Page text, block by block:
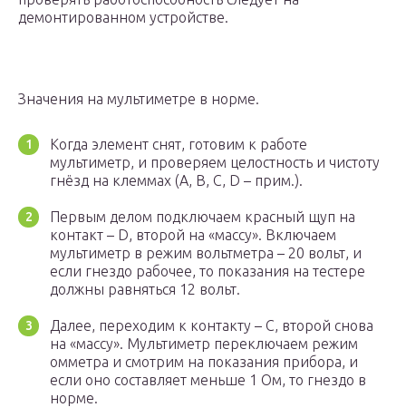
демонтированном устройстве.
Значения на мультиметре в норме.
Когда элемент снят, готовим к работе
мультиметр, и проверяем целостность и чистоту
гнёзд на клеммах (A, B, C, D – прим.).
Первым делом подключаем красный щуп на
контакт – D, второй на «массу». Включаем
мультиметр в режим вольтметра – 20 вольт, и
если гнездо рабочее, то показания на тестере
должны равняться 12 вольт.
Далее, переходим к контакту – C, второй снова
на «массу». Мультиметр переключаем режим
омметра и смотрим на показания прибора, и
если оно составляет меньше 1 Ом, то гнездо в
норме.